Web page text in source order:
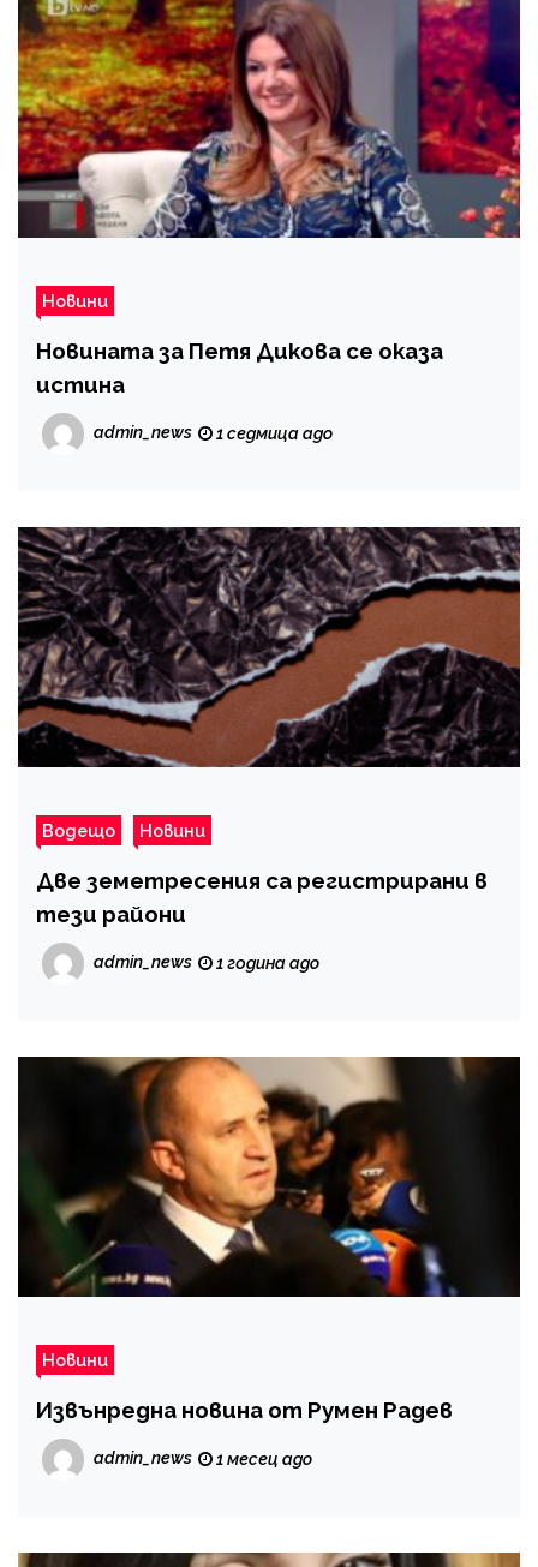
Новини
Новината за Петя Дикова се оказа
истина
admin_news 1 седмица ago
Водещо Новини
Две земетресения са регистрирани в
тези райони
admin_news 1 година ago
Новини
Извънредна новина от Румен Радев
admin_news 1 месец ago